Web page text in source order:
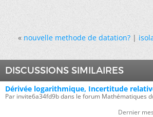
« nouvelle methode de datation?|
DISCUSSIONS SIMILAIRES
Dérivée logarithmique, Incertitude
Par invite6a34fd9b dans le forum Mathématiques
Dernier